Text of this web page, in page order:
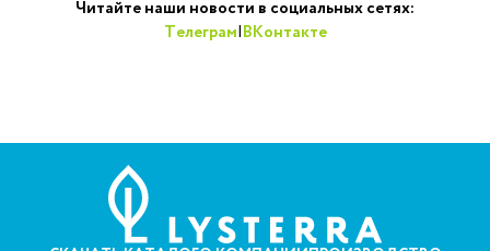
Читайте наши новости в социальных сетях:
Телеграм|ВКонтакте